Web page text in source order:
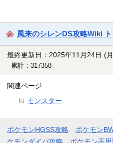
風来のシレンDS攻略Wiki
最終更新日：2025年11月24日 (
累計：317358
関連ページ
モンスター
ポケモンHGSS攻略 ポケモン